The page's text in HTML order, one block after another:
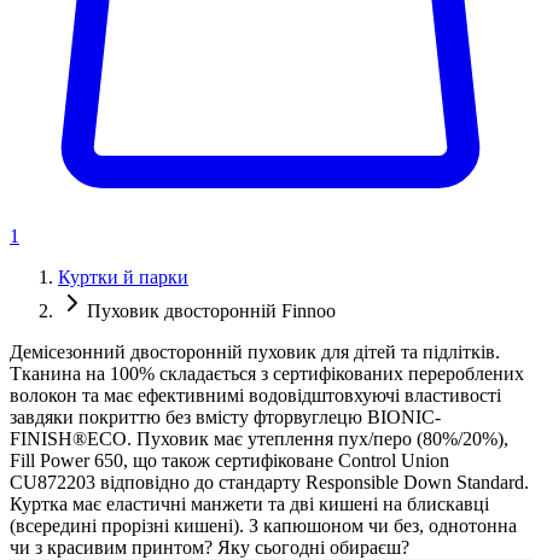
1
Куртки й парки
Пуховик двосторонній Finnoo
Демісезонний двосторонній пуховик для дітей та підлітків.
Тканина на 100% складається з сертифікованих перероблених
волокон та має ефективнимі водовідштовхуючі властивості
завдяки покриттю без вмісту фторвуглецю BIONIC-
FINISH®ECO. Пуховик має утеплення пух/перо (80%/20%),
Fill Power 650, що також сертифіковане Control Union
CU872203 відповідно до стандарту Responsible Down Standard.
Куртка має еластичні манжети та дві кишені на блискавці
(всередині прорізні кишені). З капюшоном чи без, однотонна
чи з красивим принтом? Яку сьогодні обираєш?